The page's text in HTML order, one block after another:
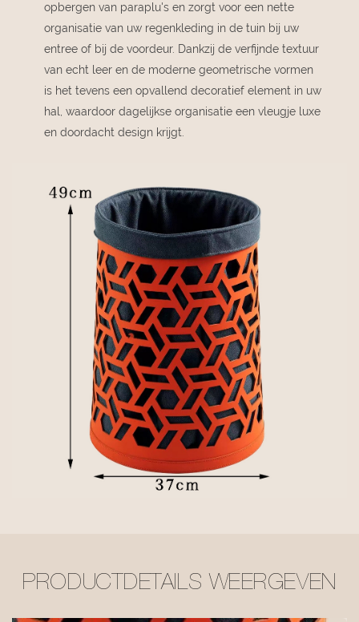
opbergen van paraplu's en zorgt voor een nette
organisatie van uw regenkleding in de tuin bij uw
entree of bij de voordeur. Dankzij de verfijnde textuur
van echt leer en de moderne geometrische vormen
is het tevens een opvallend decoratief element in uw
hal, waardoor dagelijkse organisatie een vleugje luxe
en doordacht design krijgt.
PRODUCTDETAILS WEERGEVEN